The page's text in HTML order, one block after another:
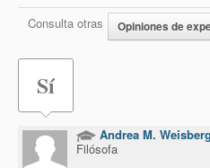
Consulta otras Opiniones de
Sí
Andrea M.
Filósofa